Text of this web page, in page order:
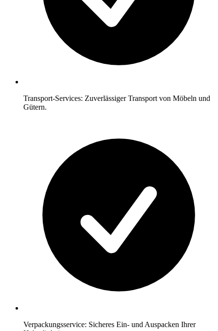
Transport-Services: Zuverlässiger Transport von Möbeln und
Gütern.
Verpackungsservice: Sicheres Ein- und Auspacken Ihrer